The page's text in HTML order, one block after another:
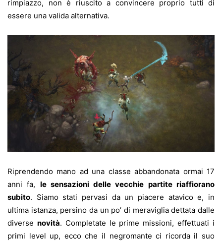
rimpiazzo, non è riuscito a convincere proprio tutti di
essere una valida alternativa.
Riprendendo mano ad una classe abbandonata ormai 17
anni fa, le sensazioni delle vecchie partite riaffiorano
subito. Siamo stati pervasi da un piacere atavico e, in
ultima istanza, persino da un po’ di meraviglia dettata dalle
diverse novità. Completate le prime missioni, effettuati i
primi level up, ecco che il negromante ci ricorda il suo